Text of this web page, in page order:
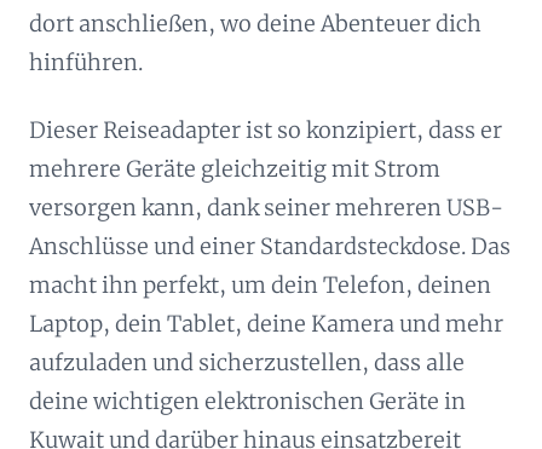
dort anschließen, wo deine Abenteuer dich
hinführen.
Dieser Reiseadapter ist so konzipiert, dass er
mehrere Geräte gleichzeitig mit Strom
versorgen kann, dank seiner mehreren USB-
Anschlüsse und einer Standardsteckdose. Das
macht ihn perfekt, um dein Telefon, deinen
Laptop, dein Tablet, deine Kamera und mehr
aufzuladen und sicherzustellen, dass alle
deine wichtigen elektronischen Geräte in
Kuwait und darüber hinaus einsatzbereit